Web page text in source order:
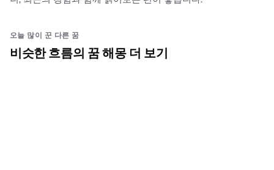
오늘 많이 꾼 다른 꿈
비슷한 흐름의 꿈 해몽 더 보기